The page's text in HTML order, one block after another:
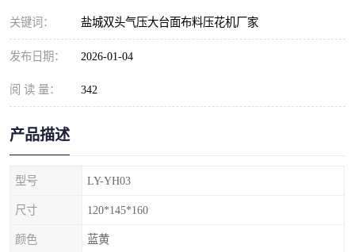
关键词： 盐城双头气压大台面布料压花机厂家
发布日期： 2026-01-04
阅 读 量： 342
产品描述
型号 LY-YH03
尺寸 120*145*160
颜色 蓝黄